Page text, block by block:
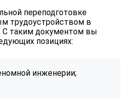
переподготовке
трудоустройством в
С таким документом вы
позициях:
инженерии;